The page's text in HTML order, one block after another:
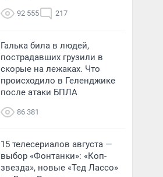
92 555 217
Галька била в людей,
пострадавших грузили в
скорые на лежаках. Что
происходило в Геленджике
после атаки БПЛА
86 381
15 телесериалов августа —
выбор «Фонтанки»: «Коп-
звезда», новые «Тед Лассо»